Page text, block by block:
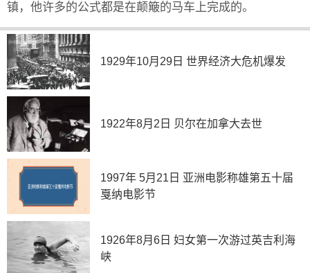
镇，他许多的公式都是在颠簸的马车上完成的。
1929年10月29日 世界经济大危机爆发
1922年8月2日 贝尔在加拿大去世
1997年 5月21日 亚洲电影称雄第五十届
戛纳电影节
1926年8月6日 妇女第一次游过英吉利海
峡